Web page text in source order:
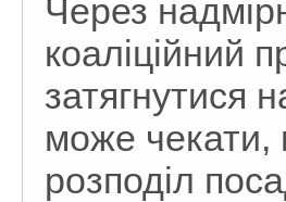
Через
коаліційний
затягнутися
може
розподіл